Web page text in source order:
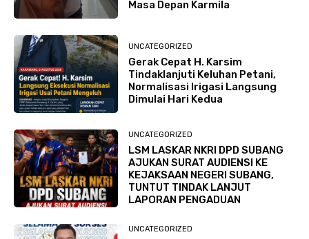
Masa Depan Karmila
UNCATEGORIZED
Gerak Cepat H. Karsim
Tindaklanjuti Keluhan Petani,
Normalisasi Irigasi Langsung
Dimulai Hari Kedua
UNCATEGORIZED
LSM LASKAR NKRI DPD SUBANG
AJUKAN SURAT AUDIENSI KE
KEJAKSAAN NEGERI SUBANG,
TUNTUT TINDAK LANJUT
LAPORAN PENGADUAN
UNCATEGORIZED